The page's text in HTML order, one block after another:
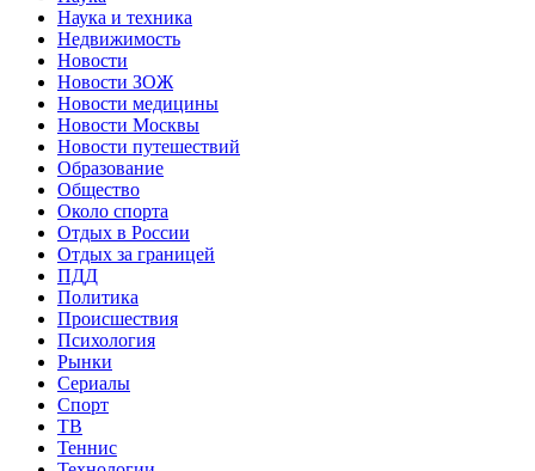
Наука и техника
Недвижимость
Новости
Новости ЗОЖ
Новости медицины
Новости Москвы
Новости путешествий
Образование
Общество
Около спорта
Отдых в России
Отдых за границей
ПДД
Политика
Происшествия
Психология
Рынки
Сериалы
Спорт
ТВ
Теннис